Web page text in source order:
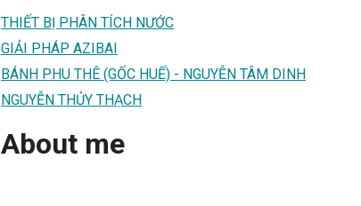
THIẾT BỊ PHÂN TÍCH NƯỚC
GIẢI PHÁP AZIBAI
BÁNH PHU THÊ (GỐC HUẾ) - NGUYỄN TÂM DINH
NGUYỄN THỦY THẠCH
About me